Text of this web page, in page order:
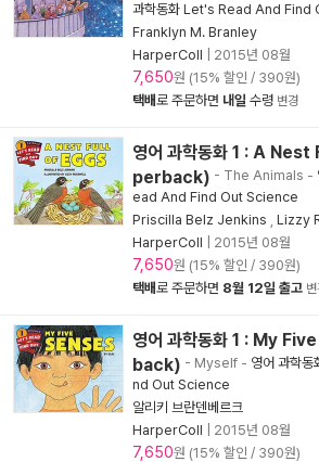
과학동화 Let's Read And Find
Franklyn M. Branley
HarperColl
2015년 08월
7,650원 (15% 할인 / 390원)
택배로 주문하면 내일 수령 변경
영어 과학동화 1 : A
perback) - The Animals -
ead And Find Out Science
Priscilla Belz Jenkins
Lizzy
HarperColl
2015년 08월
7,650원 (15% 할인 / 390원)
택배로 주문하면 8월 12일 출고
영어 과학동화 1 : My
back) - Myself - 영어 과학
nd Out Science
알리키 브란덴베르크
HarperColl
2015년 08월
7,650원 (15% 할인 / 390원)